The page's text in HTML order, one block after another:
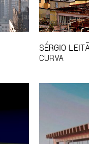
SÉRGIO
CURVA